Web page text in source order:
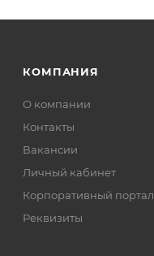
КОМПАНИЯ
О компании
Контакты
Вакансии
Личный кабинет
Корпоративный портал
Реквизиты